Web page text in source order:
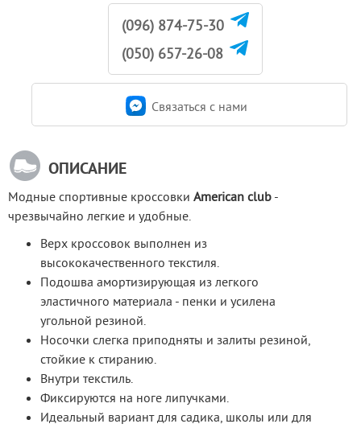
(096) 874-75-30
(050) 657-26-08
Связаться c нами
ОПИСАНИЕ
Модные спортивные кроссовки American club -
чрезвычайно легкие и удобные.
Верх кроссовок выполнен из
высококачественного текстиля.
Подошва амортизирующая из легкого
эластичного материала - пенки и усилена
угольной резиной.
Носочки слегка приподняты и залиты резиной,
стойкие к стиранию.
Внутри текстиль.
Фиксируются на ноге липучками.
Идеальный вариант для садика, школы или для